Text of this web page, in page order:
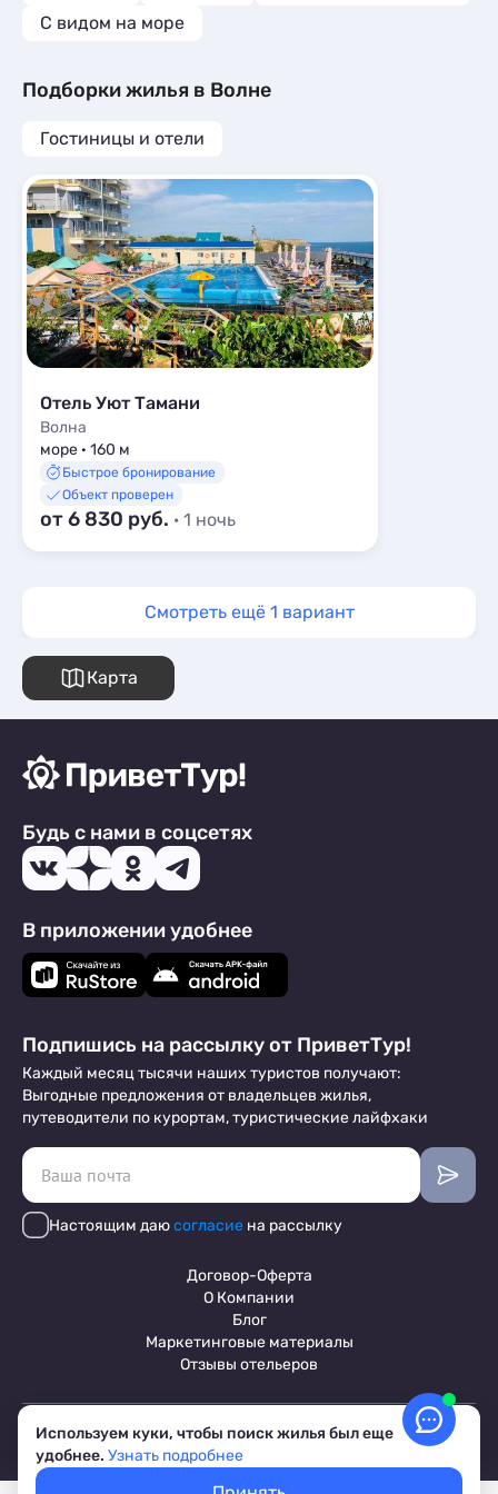
Шале 1
С видом на море
Подборки жилья в Волне
Гостиницы и отели
Отель Уют Тамани
Волна
море · 160 м
Быстрое бронирование
Объект проверен
от 6 830 руб. · 1 ночь
Смотреть ещё 1 вариант
Карта
Будь с нами в соцсетях
В приложении удобнее
Подпишись на рассылку от ПриветТур!
Каждый месяц тысячи наших туристов получают:
Выгодные предложения от владельцев жилья,
путеводители по курортам, туристические лайфхаки
Настоящим даюсогласие на рассылку
Договор-Оферта
О Компании
Блог
Маркетинговые материалы
Отзывы отельеров
Пользовательское соглашение
Обработка персональных данных
Используем куки, чтобы поиск жилья был еще
удобнее. Узнать подробнее